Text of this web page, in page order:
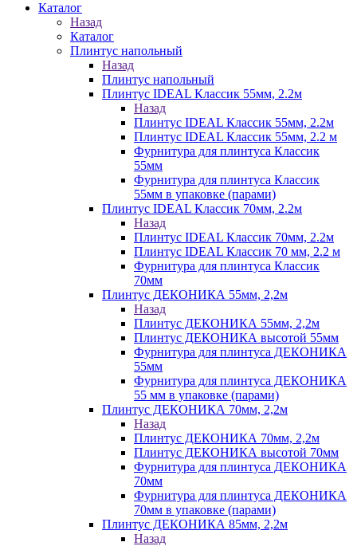
Каталог
Назад
Каталог
Плинтус напольный
Назад
Плинтус напольный
Плинтус IDEAL Классик 55мм, 2.2м
Назад
Плинтус IDEAL Классик 55мм, 2.2м
Плинтус IDEAL Классик 55мм, 2.2 м
Фурнитура для плинтуса Классик
55мм
Фурнитура для плинтуса Классик
55мм в упаковке (парами)
Плинтус IDEAL Классик 70мм, 2.2м
Назад
Плинтус IDEAL Классик 70мм, 2.2м
Плинтус IDEAL Классик 70 мм, 2.2 м
Фурнитура для плинтуса Классик
70мм
Плинтус ДЕКОНИКА 55мм, 2,2м
Назад
Плинтус ДЕКОНИКА 55мм, 2,2м
Плинтус ДЕКОНИКА высотой 55мм
Фурнитура для плинтуса ДЕКОНИКА
55мм
Фурнитура для плинтуса ДЕКОНИКА
55 мм в упаковке (парами)
Плинтус ДЕКОНИКА 70мм, 2,2м
Назад
Плинтус ДЕКОНИКА 70мм, 2,2м
Плинтус ДЕКОНИКА высотой 70мм
Фурнитура для плинтуса ДЕКОНИКА
70мм
Фурнитура для плинтуса ДЕКОНИКА
70мм в упаковке (парами)
Плинтус ДЕКОНИКА 85мм, 2,2м
Назад